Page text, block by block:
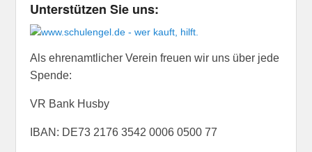
Unterstützen Sie uns:
Als ehrenamtlicher Verein freuen wir uns über jede
Spende:
VR Bank Husby
IBAN: DE73 2176 3542 0006 0500 77